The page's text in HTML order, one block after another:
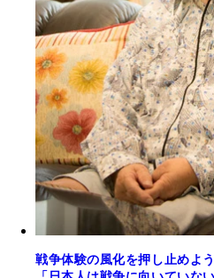
戦争体験の風化を押し止めよ